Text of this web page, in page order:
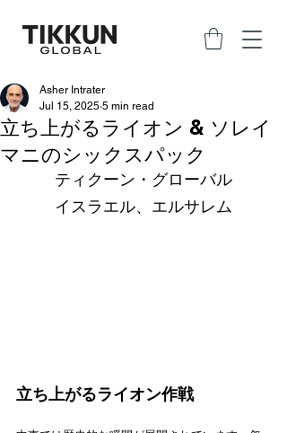
立ち上がるライオン & ソレイ
マニのシックスパック
Asher Intrater
Jul 15, 2025 5 min read
ティクーン・グローバル
イスラエル、エルサレム
立ち上がるライオン作戦